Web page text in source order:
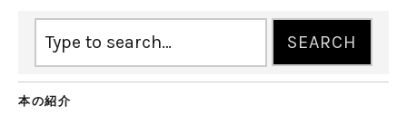
本の紹介